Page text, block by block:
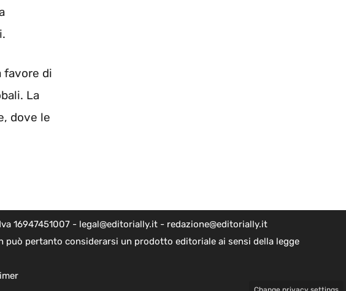
favore di
La
dove le
16947451007 - legal@editorially.it - redazione@editorially.it
pertanto considerarsi un prodotto editoriale ai sensi della legge